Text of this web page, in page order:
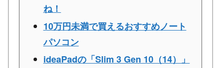
ね！
10万円未満で買えるおすすめノート
パソコン
ideaPadの「Slim 3 Gen 10（14）」